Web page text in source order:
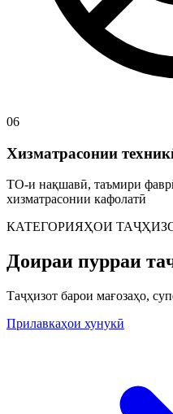
06
Хизматрасонии
ТО-и нақшавӣ, таъмири
хизматрасонии кафолатӣ
КАТЕГОРИЯҲОИ
Доираи пурраи
Таҷҳизот барои мағозаҳо,
Прилавкаҳои хунукӣ